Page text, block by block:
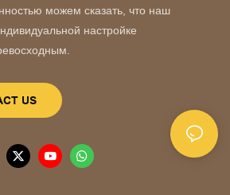
можем сказать, что наш
настройке
US